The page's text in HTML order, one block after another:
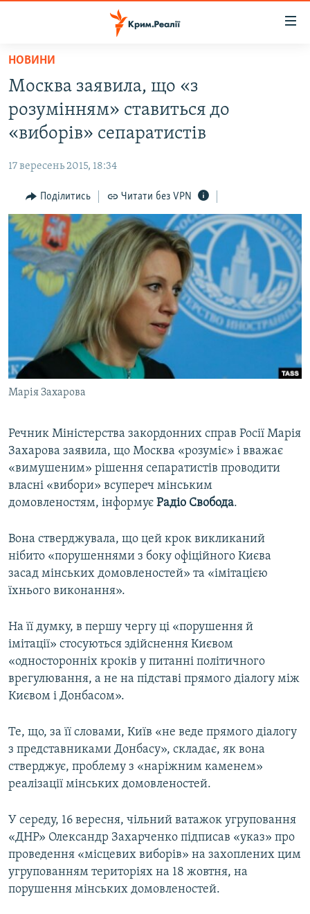
Перейти
основного
матеріалу
Перейти
до
основної
навігації
Перейти
до
пошуку
ВІДЕО ТА ФОТО
БЛОГИ
ПОГЛЯД
ІНТЕРВ'Ю
ВСЕ ЗА ДЕНЬ
СПЕЦПРОЕКТИ
ДЕПОРТАЦІЯ
ВІДЕОУРОКИ «ELIFBE»
СВІДЧЕННЯ ОКУПАЦІЇ
УКРАЇНСЬКА ПРОБЛЕМА КРИМУ
ІНФОГРАФІКА
ЯК ОБІЙТИ БЛОКУВАННЯ
Русский
Qırımtatar
ДОЛУЧАЙСЯ!
Усі сайти RFE/RL
НОВИНИ
Москва заявила, що «з
розумінням» ставиться до
«виборів» сепаратистів
17 вересень 2015, 18:34
Поділитись Читати без VPN
Марія Захарова
Речник Міністерства закордонних справ Росії Марія
Захарова заявила, що Москва «розуміє» і вважає
«вимушеним» рішення сепаратистів проводити
власні «вибори» всупереч мінським
домовленостям, інформує Радіо Свобода.
Вона стверджувала, що цей крок викликаний
нібито «порушеннями з боку офіційного Києва
засад мінських домовленостей» та «імітацією
їхнього виконання».
На її думку, в першу чергу ці «порушення й
імітації» стосуються здійснення Києвом
«односторонніх кроків у питанні політичного
врегулювання, а не на підставі прямого діалогу між
Києвом і Донбасом».
Те, що, за її словами, Київ «не веде прямого діалогу
з представниками Донбасу», складає, як вона
стверджує, проблему з «наріжним каменем»
реалізації мінських домовленостей.
У середу, 16 вересня, чільний ватажок угруповання
«ДНР» Олександр Захарченко підписав «указ» про
проведення «місцевих виборів» на захоплених цим
угрупованням територіях на 18 жовтня, на
порушення мінських домовленостей.